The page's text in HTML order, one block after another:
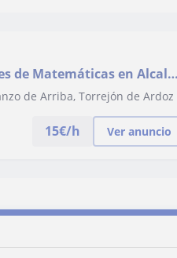
de Matemáticas en Alcalá
ESOde Arriba, Torrejón de Ardoz
15€/h Ver anuncio